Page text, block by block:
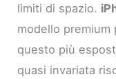
limiti di spazio.
modello
questo più
quasi invariata